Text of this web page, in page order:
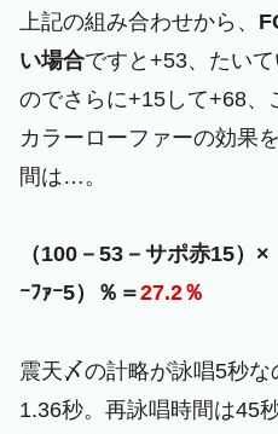
上記の組み合わせから、
い場合ですと+53、たい
のでさらに+15して+68、
カラーローファーの効果
間は…。
（100－53－サポ赤15）
ｰﾌｧｰ5）％＝27.2％
震天〆の計略が詠唱5秒
1.36秒。再詠唱時間は45